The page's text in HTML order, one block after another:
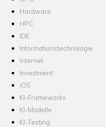
Hardware
HPC
IDE
Informationstechnologie
Internet
Investment
iOS
KI-Frameworks
KI-Modelle
KI-Testing